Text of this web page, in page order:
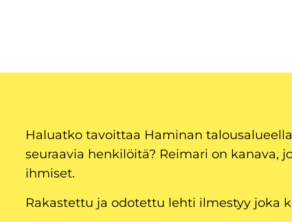
Haluatko tavoittaa Haminan
seuraavia henkilöitä? Reimari on kanava,
ihmiset.
Rakastettu ja odotettu lehti ilmestyy joka